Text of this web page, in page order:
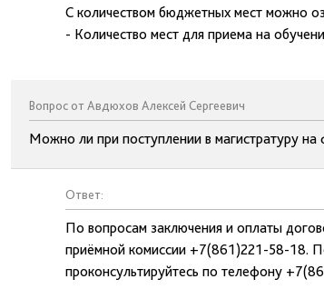
С количеством бюджетных мест можно
- Количество мест для приема на
Вопрос от Авдюхов Алексей Сергеевич
Можно ли при поступлении в магистратуру на
Ответ:
По вопросам заключения и оплаты
приёмной комиссии +7(861)221-58-18.
проконсультируйтесь по телефону